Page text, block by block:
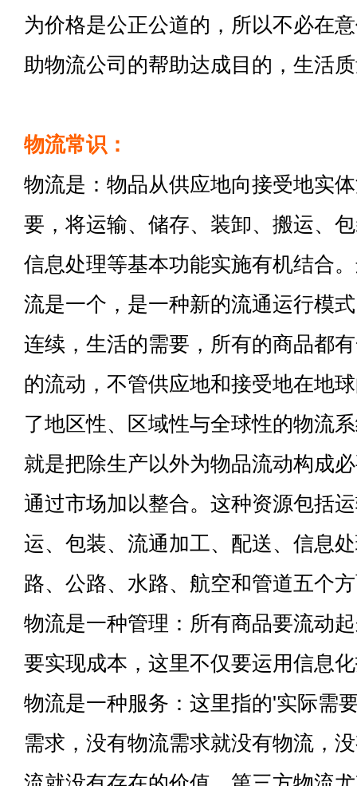
为价格是公正公道的，所以不必在
助物流公司的帮助达成目的，生活
物流常识：
物流是：物品从供应地向接受地实
要，将运输、储存、装卸、搬运、
信息处理等基本功能实施有机结合
流是一个，是一种新的流通运行模
连续，生活的需要，所有的商品都
的流动，不管供应地和接受地在地
了地区性、区域性与全球性的物流
就是把除生产以外为物品流动构成
通过市场加以整合。这种资源包括
运、包装、流通加工、配送、信息
路、公路、水路、航空和管道五个
物流是一种管理：所有商品要流动
要实现成本，这里不仅要运用信息
物流是一种服务：这里指的'实际需
需求，没有物流需求就没有物流，